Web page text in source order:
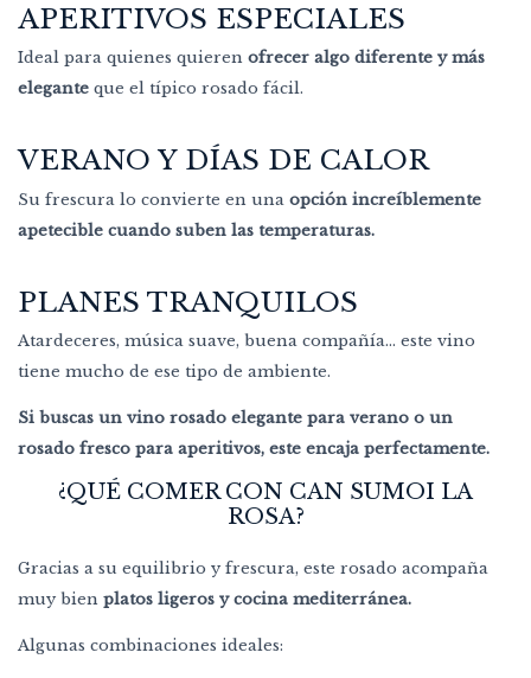
APERITIVOS ESPECIALES
Ideal para quienes quieren ofrecer algo diferente y más
elegante que el típico rosado fácil.
VERANO Y DÍAS DE CALOR
Su frescura lo convierte en una opción increíblemente
apetecible cuando suben las temperaturas.
PLANES TRANQUILOS
Atardeceres, música suave, buena compañía… este vino
tiene mucho de ese tipo de ambiente.
Si buscas un vino rosado elegante para verano o un
rosado fresco para aperitivos, este encaja perfectamente.
¿QUÉ COMER CON CAN SUMOI LA
ROSA?
Gracias a su equilibrio y frescura, este rosado acompaña
muy bien platos ligeros y cocina mediterránea.
Algunas combinaciones ideales: